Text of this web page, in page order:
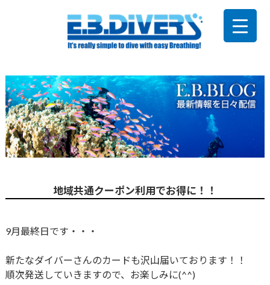
地域共通クーポン利用でお得に！！
9月最終日です・・・
新たなダイバーさんのカードも沢山届いております！！
順次発送していきますので、お楽しみに(^^)